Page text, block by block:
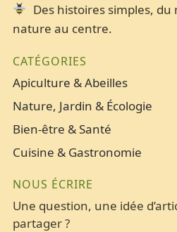
Des histoires simples, du
nature au centre.
CATÉGORIES
Apiculture & Abeilles
Nature, Jardin & Écologie
Bien-être & Santé
Cuisine & Gastronomie
NOUS ÉCRIRE
Une question, une idée
partager ?